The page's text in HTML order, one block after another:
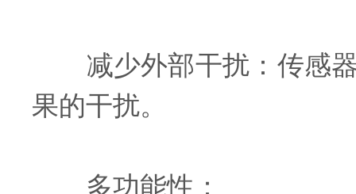
减少外部干扰：传感器
果的干扰。
多功能性：